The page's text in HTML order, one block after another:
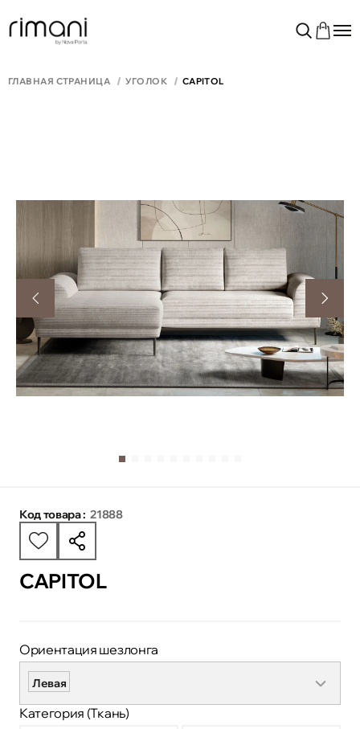
ГЛАВНАЯ СТРАНИЦА УГОЛОК CAPITOL
Код товара : 21888
CAPITOL
Ориентация шезлонга
Левая
Категория (Ткань)